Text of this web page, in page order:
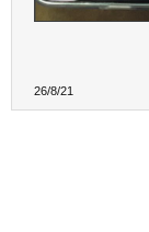
26/8/21